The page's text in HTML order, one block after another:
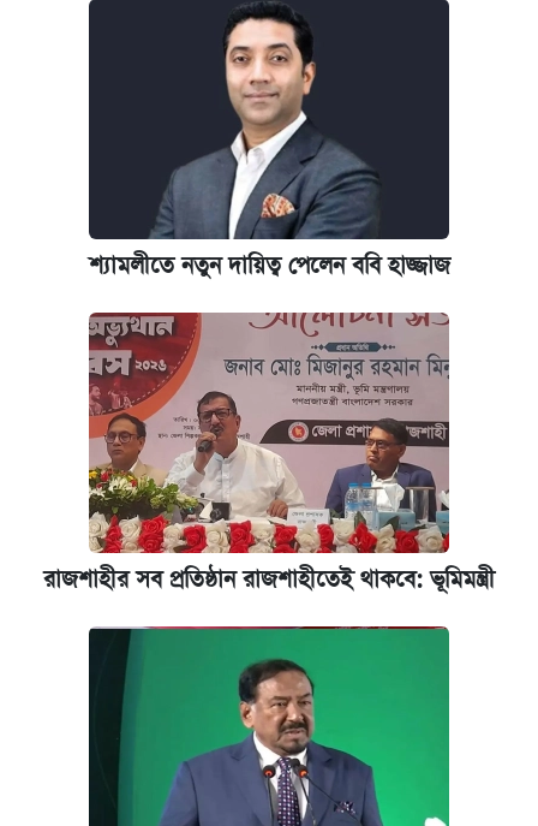
শ্যামলীতে নতুন দায়িত্ব পেলেন ববি হাজ্জাজ
রাজশাহীর সব প্রতিষ্ঠান রাজশাহীতেই থাকবে: ভূমিমন্ত্রী